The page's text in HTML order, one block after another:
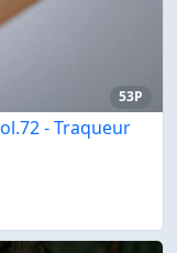
53P
- Traqueur